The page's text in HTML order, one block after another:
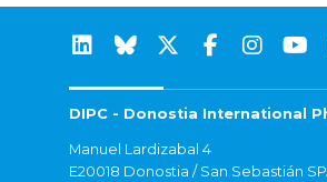
DIPC - Donostia International
Manuel Lardizabal 4
E20018 Donostia / San Sebastián